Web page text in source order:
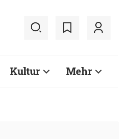
Kultur Mehr